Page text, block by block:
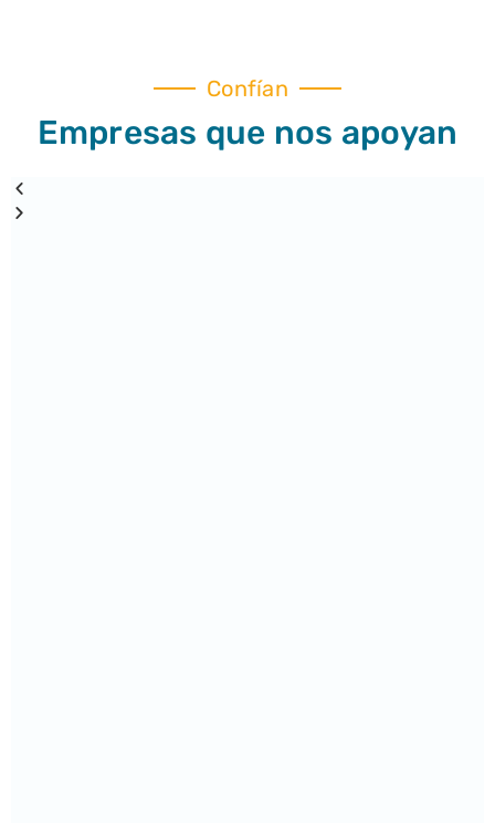
Confían
Empresas que nos apoyan